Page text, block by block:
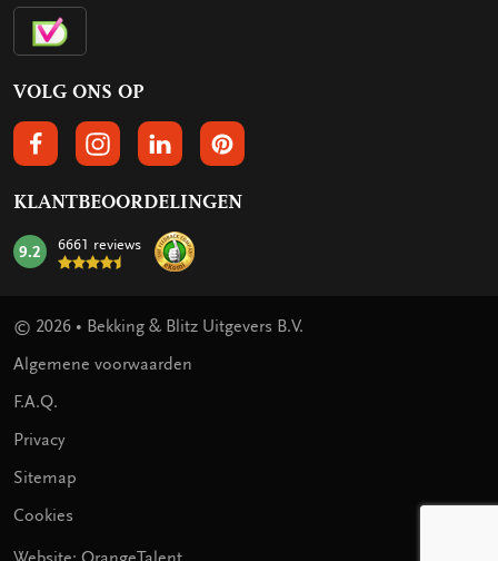
VOLG ONS OP
VOLGS ONS OP FACEBOOK
VOLG ONS OP INSTAGRAM
VOLG ONS OP LINKEDIN
VOLG ONS OP PINTEREST
KLANTBEOORDELINGEN
mark:
9.2 6661 reviews
© 2026 • Bekking & Blitz Uitgevers B.V.
Algemene voorwaarden
F.A.Q.
Privacy
Sitemap
Cookies